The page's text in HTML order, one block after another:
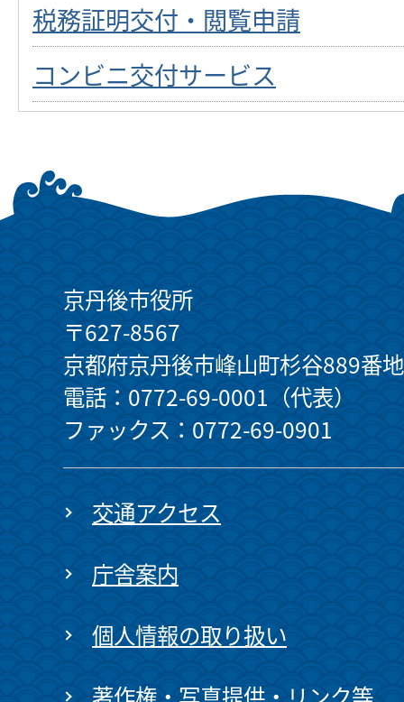
税務証明交付・閲覧申請
コンビニ交付サービス
京丹後市役所
〒627-8567
京都府京丹後市峰山町杉谷889番地
電話：0772-69-0001（代表）
ファックス：0772-69-0901
交通アクセス
庁舎案内
個人情報の取り扱い